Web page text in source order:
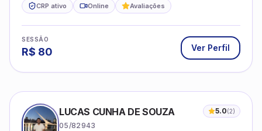
CRP ativo Online Avaliações
SESSÃO
R$ 80 Ver Perfil
LUCAS CUNHA DE SOUZA 5.0(2)
05/82943